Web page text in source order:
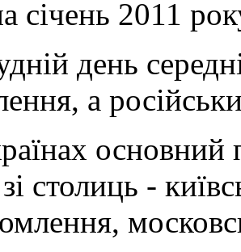
січень 2011
день
а
основний
столиць -